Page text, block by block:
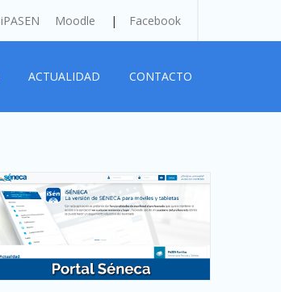
iPASEN Moodle Facebook
ACTUALIDAD CONTACTO